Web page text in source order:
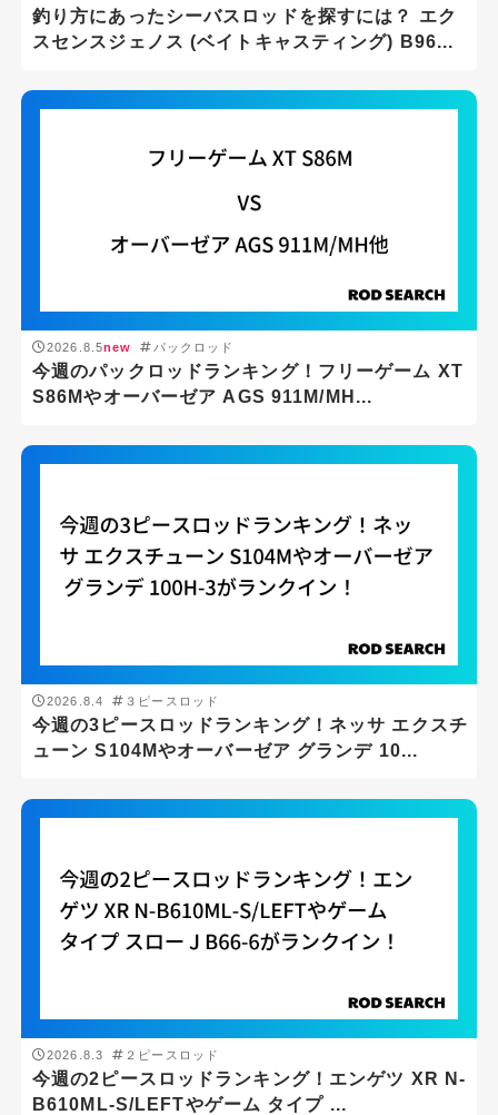
釣り方にあったシーバスロッドを探すには？ エク
スセンスジェノス (ベイトキャスティング) B96...
2026.8.5new パックロッド
今週のパックロッドランキング！フリーゲーム XT
S86Mやオーバーゼア AGS 911M/MH...
2026.8.4 ３ピースロッド
今週の3ピースロッドランキング！ネッサ エクスチ
ューン S104Mやオーバーゼア グランデ 10...
2026.8.3 ２ピースロッド
今週の2ピースロッドランキング！エンゲツ XR N-
B610ML-S/LEFTやゲーム タイプ ...